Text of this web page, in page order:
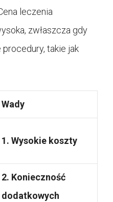
leczenia
zwłaszcza gdy
takie jak
Wady
1. Wysokie koszty
2. Konieczność
dodatkowych